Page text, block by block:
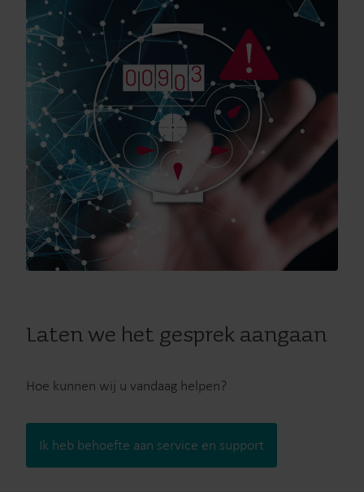
Laten we het gesprek aangaan
Hoe kunnen wij u vandaag helpen?
Ik heb behoefte aan service en support